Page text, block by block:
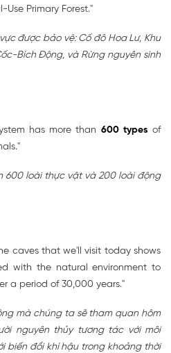
Primary Forest."
được bảo vệ: Cố đô Hoa Lư, Khu
Bích Động, và Rừng nguyên sinh
has more than 600 types of
600 loài thực vật và 200 loài động
caves that we'll visit today shows
with the natural environment to
a period of 30,000 years."
mà chúng ta sẽ tham quan hôm
nguyên thủy tương tác với môi
biến đổi khí hậu trong khoảng thời